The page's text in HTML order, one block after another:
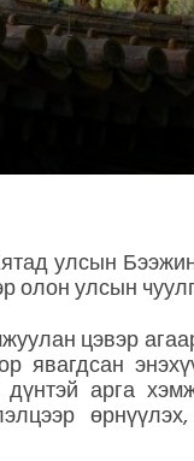
улсын
олон улсын
цэвэр
явагдсан
арга